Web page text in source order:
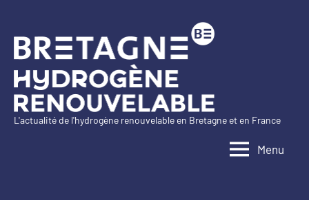
contenu
Bretagne
L'actualité de l'hydrogène renouvelable en Bretagne et en France
Menu